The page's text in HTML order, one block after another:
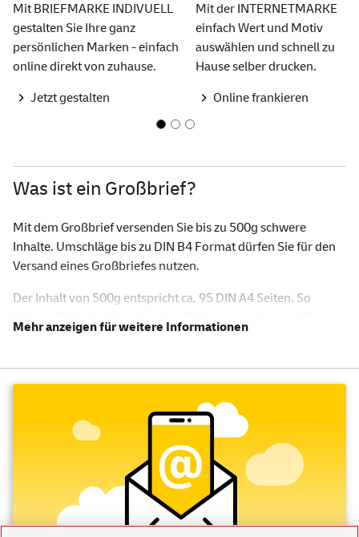
Mit BRIEFMARKE INDIVUELL
gestalten Sie Ihre ganz
persönlichen Marken - einfach
online direkt von zuhause.
Jetzt gestalten
Mit der INTERNETMARKE
einfach Wert und Motiv
auswählen und schnell zu
Hause selber drucken.
Online frankieren
Was ist ein Großbrief?
Mit dem Großbrief versenden Sie bis zu 500g schwere
Inhalte. Umschläge bis zu DIN B4 Format dürfen Sie für den
Versand eines Großbriefes nutzen.
Der Inhalt von 500g entspricht ca. 95 DIN A4 Seiten. So
oder eine Broschüre verschicken.
Wie groß darf der Briefumschlag bei
Bitte beachten Sie, dass die maximale Größe des
Briefumschlages 35,3 x 25,0 x 2 cm (Länge x Breite x Höhe)
nicht übersteigen darf. Zudem können Sie nicht nur
Briefumschläge
, sondern auch Umschläge in
quadratischer Form ohne Aufpreis nutzen.